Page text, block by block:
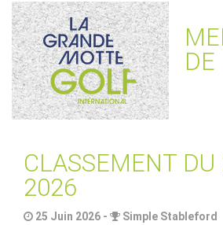
DE
CLASSEMENT
2026
25 Juin 2026 - Simple Stableford